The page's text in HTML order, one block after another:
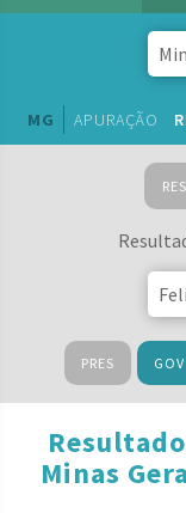
MG APURAÇÃO
PRES GOV
Minas